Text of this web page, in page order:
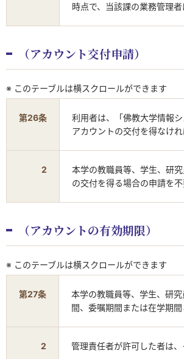
時点で、当該課の業務管理
（アカウント交付申請）
※ このテーブルは横スクロールができます
第26条
利用者は、「佛教大学情報
アカウントの交付を得なけれ
2
本学の教職員等、学生、研
の交付を得る場合の申請を不
（アカウントの有効期限）
※ このテーブルは横スクロールができます
第27条
本学の教職員等、学生、研
間、委嘱期間または在学期間
2 管理責任者が許可した者は